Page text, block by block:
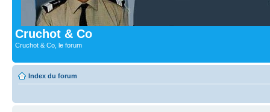
Cruchot & Co
Cruchot & Co, le forum
Index du forum